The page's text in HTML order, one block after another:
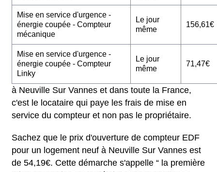
Mise en service d'urgence -
énergie coupée - Compteur
mécanique
Le jour
même
156,61€
Mise en service d'urgence -
énergie coupée - Compteur
Linky
Le jour
même
71,47€
à Neuville Sur Vannes et dans toute la France,
c'est le locataire qui paye les frais de mise en
service du compteur et non pas le propriétaire.
Sachez que le prix d'ouverture de compteur EDF
pour un logement neuf à Neuville Sur Vannes est
de 54,19€. Cette démarche s'appelle “ la première